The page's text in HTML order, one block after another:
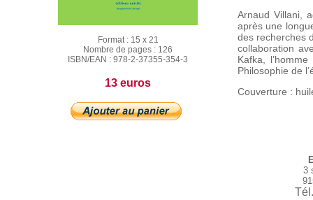
Format : 15 x 21
Nombre de pages : 126
ISBN/EAN : 978-2-37355-354-3
13 euros
Arnaud Villani,
après une
des recherches
collaboration
Kafka,
Philosophie de
Couverture :
3